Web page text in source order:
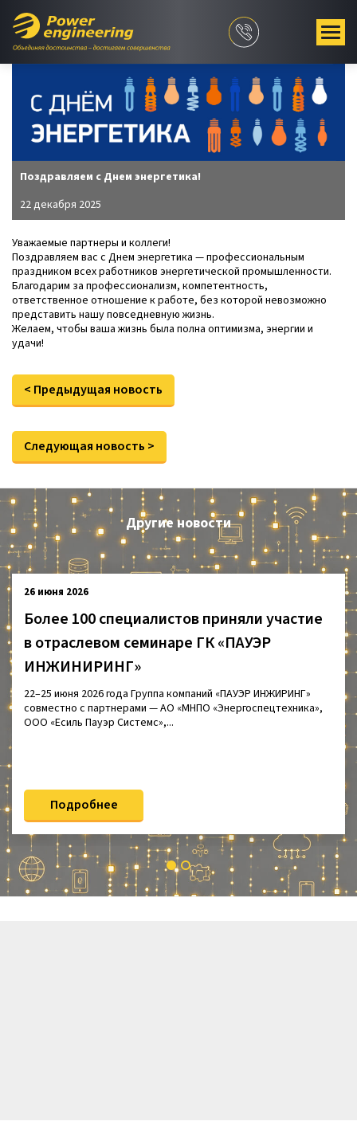
Поздравляем с Днем энергетика!
22 декабря 2025
Уважаемые партнеры и коллеги!
Поздравляем вас с Днем энергетика — профессиональным
праздником всех работников энергетической промышленности.
Благодарим за профессионализм, компетентность,
ответственное отношение к работе, без которой невозможно
представить нашу повседневную жизнь.
Желаем, чтобы ваша жизнь была полна оптимизма, энергии и
удачи!
< Предыдущая новость
Следующая новость >
Другие новости
26 июня 2026
Более 100 специалистов приняли участие
в отраслевом семинаре ГК «ПАУЭР
ИНЖИНИРИНГ»
22–25 июня 2026 года Группа компаний «ПАУЭР ИНЖИРИНГ»
совместно с партнерами — АО «МНПО «Энергоспецтехника»,
ООО «Есиль Пауэр Системс»,...
Подробнее